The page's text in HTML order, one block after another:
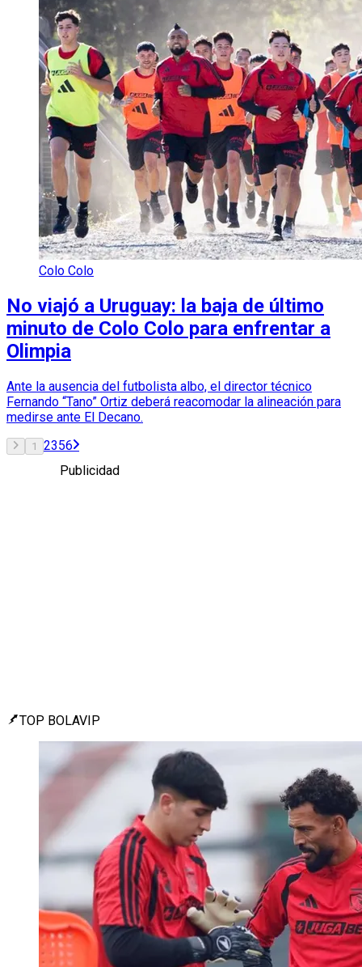
Colo Colo
No viajó a Uruguay: la baja de último
minuto de Colo Colo para enfrentar a
Olimpia
Ante la ausencia del futbolista albo, el director técnico
Fernando “Tano” Ortiz deberá reacomodar la alineación para
medirse ante El Decano.
1 2356
Publicidad
TOP BOLAVIP